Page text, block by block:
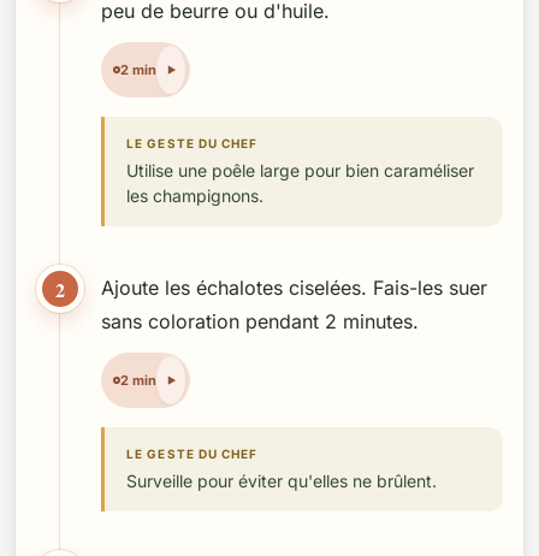
peu de beurre ou d'huile.
2 min
LE GESTE DU CHEF
Utilise une poêle large pour bien caraméliser
les champignons.
2
Ajoute les échalotes ciselées. Fais-les suer
sans coloration pendant 2 minutes.
2 min
LE GESTE DU CHEF
Surveille pour éviter qu'elles ne brûlent.